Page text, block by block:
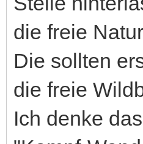
die freie
Die sollten
die freie
Ich denke